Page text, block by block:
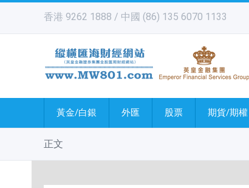
香港 9262 1888 / 中國 (86) 135 6070 1133
黃金/白銀 外匯 股票 期貨/期權
正文